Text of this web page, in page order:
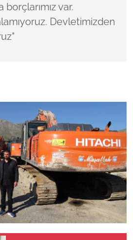
borçlarımız var.
Devletimizden